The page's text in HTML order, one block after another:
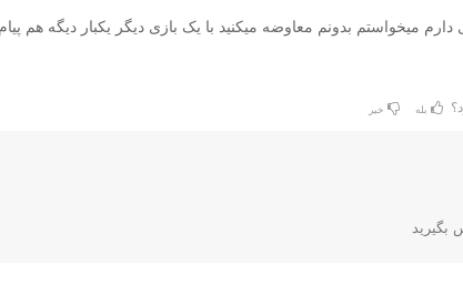
میخواستم بدونم معاوضه میکنید با یک بازی دیگر یکبار دیگه هم
بله خیر
بگیرید